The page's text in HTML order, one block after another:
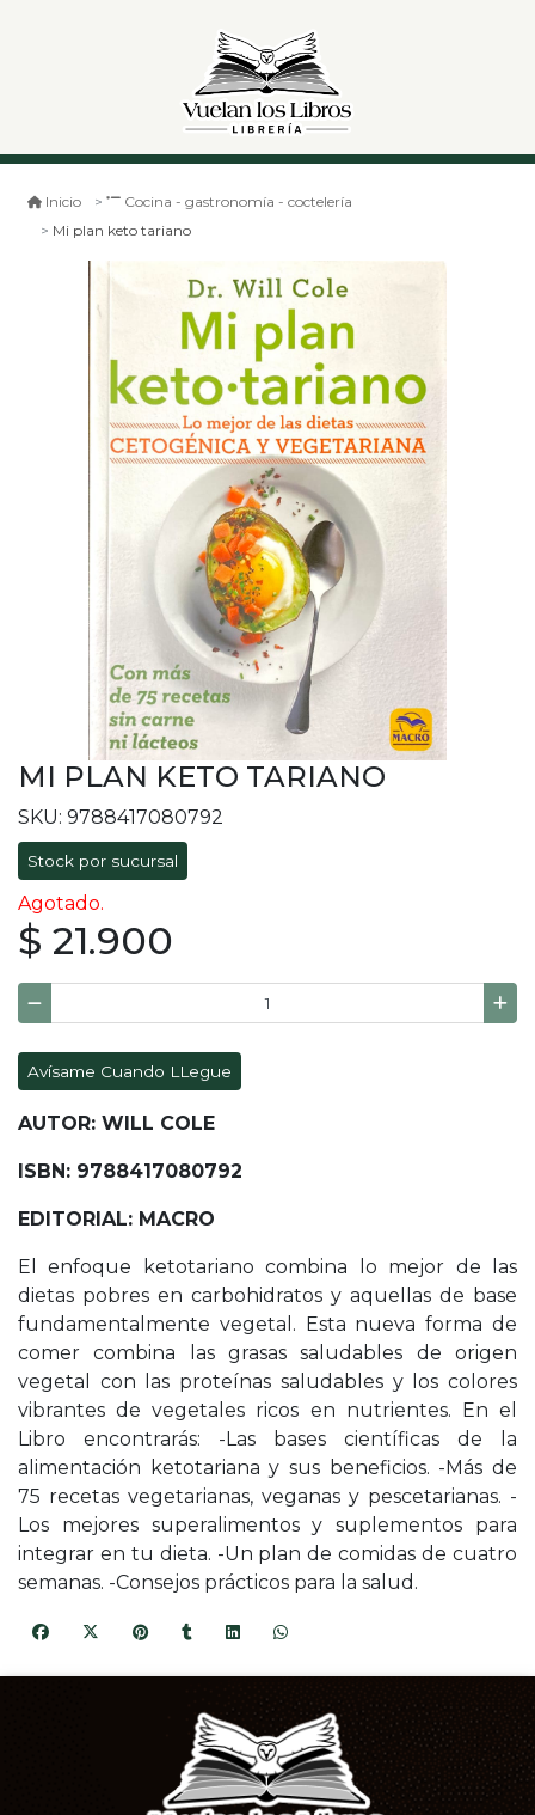
Inicio
Cocina - gastronomía - coctelería
Mi plan keto tariano
MI PLAN KETO TARIANO
SKU: 9788417080792
Stock por sucursal
Agotado.
$ 21.900
Avísame Cuando LLegue
AUTOR: WILL COLE
ISBN: 9788417080792
EDITORIAL: MACRO
El enfoque ketotariano combina lo mejor de las
dietas pobres en carbohidratos y aquellas de base
fundamentalmente vegetal. Esta nueva forma de
comer combina las grasas saludables de origen
vegetal con las proteínas saludables y los colores
vibrantes de vegetales ricos en nutrientes. En el
Libro encontrarás: -Las bases científicas de la
alimentación ketotariana y sus beneficios. -Más de
75 recetas vegetarianas, veganas y pescetarianas. -
Los mejores superalimentos y suplementos para
integrar en tu dieta. -Un plan de comidas de cuatro
semanas. -Consejos prácticos para la salud.